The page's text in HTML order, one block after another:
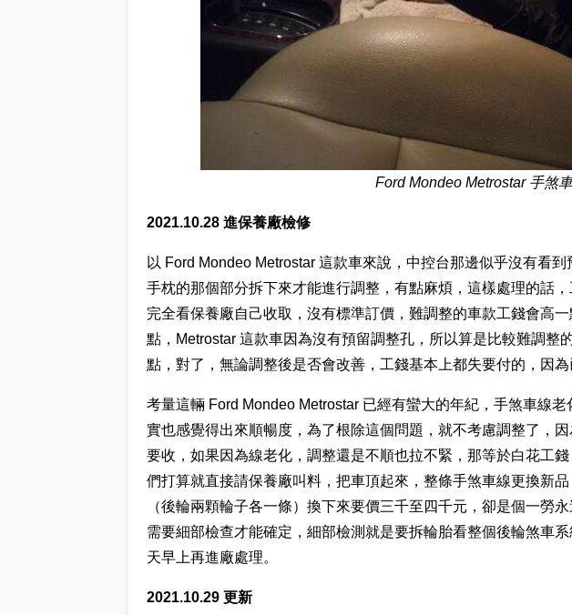
Ford Mondeo Metrostar 手煞車
2021.10.28 進保養廠檢修
以 Ford Mondeo Metrostar 這款車來說，中控台那邊似乎沒有看
手枕的那個部分拆下來才能進行調整，有點麻煩，這樣處理的話
完全看保養廠自己收取，沒有標準訂價，難調整的車款工錢會高
點，Metrostar 這款車因為沒有預留調整孔，所以算是比較難調整
點，對了，無論調整後是否會改善，工錢基本上都失要付的，因為
考量這輛 Ford Mondeo Metrostar 已經有蠻大的年紀，手煞車線
實也感覺得出來順暢度，為了根除這個問題，就不考慮調整了，
要收，如果因為線老化，調整還是不順也拉不緊，那等於白花工
們打算就直接請保養廠叫料，把車頂起來，整條手煞車線更換新
（後輪兩顆輪子各一條）換下來要價三千至四千元，卻是個一勞
需要細部檢查才能確定，細部檢測就是要拆輪胎看整個後輪煞車
天早上再進廠處理。
2021.10.29 更新